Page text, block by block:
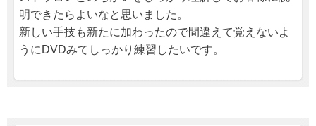
明できたらよいなと思いました。
新しい手技も新たに加わったので間違えて覚えないよ
うにDVDみてしっかり練習したいです。